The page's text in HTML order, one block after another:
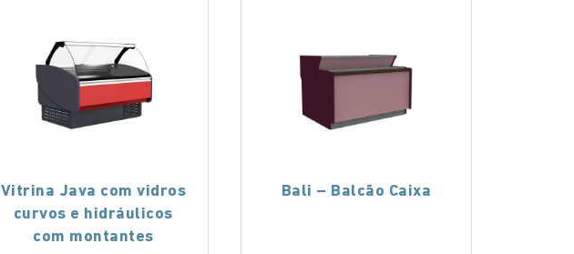
Vitrina Java com vidros
curvos e hidráulicos
com montantes
Bali – Balcão Caixa